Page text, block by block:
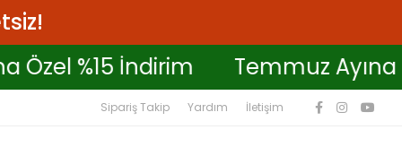
Özel %15 İndirim
Temmuz
Sipariş Takip Yardım İletişim